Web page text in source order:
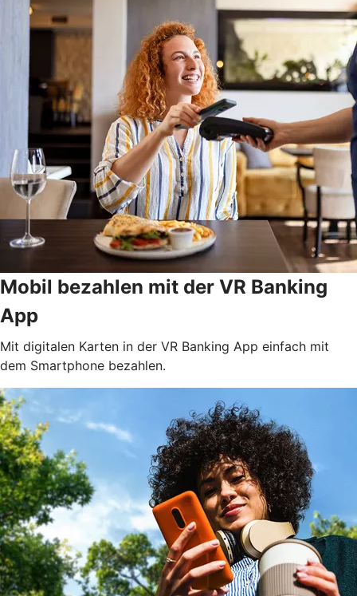
Mobil bezahlen mit der VR Banking
App
Mit digitalen Karten in der VR Banking App einfach mit
dem Smartphone bezahlen.